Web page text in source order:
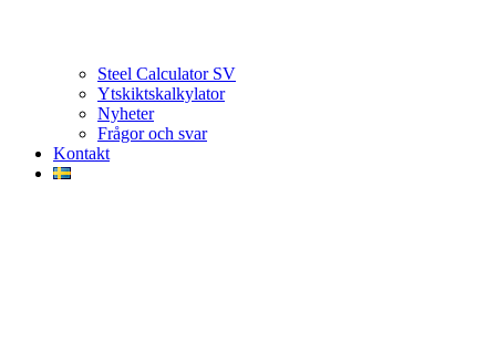
Steel Calculator SV
Ytskiktskalkylator
Nyheter
Frågor och svar
Kontakt